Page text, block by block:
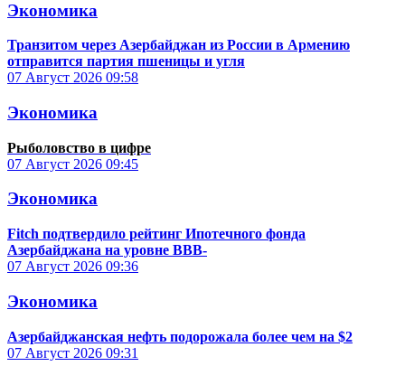
Экономика
Транзитом через Азербайджан из России в Армению
отправится партия пшеницы и угля
07 Август 2026 09:58
Экономика
Рыболовство в цифре
07 Август 2026 09:45
Экономика
Fitch подтвердило рейтинг Ипотечного фонда
Азербайджана на уровне BBB-
07 Август 2026 09:36
Экономика
Азербайджанская нефть подорожала более чем на $2
07 Август 2026 09:31